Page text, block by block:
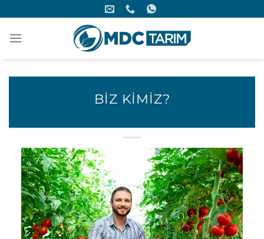
atla
BİZ KİMİZ?